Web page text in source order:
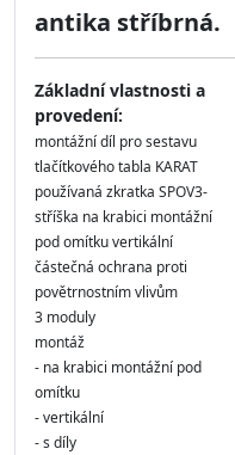
antika stříbrná.
Základní vlastnosti a
provedení:
montážní díl pro sestavu
tlačítkového tabla KARAT
používaná zkratka SPOV3-
stříška na krabici montážní
pod omítku vertikální
částečná ochrana proti
povětrnostním vlivům
3 moduly
montáž
- na krabici montážní pod
omítku
- vertikální
- s díly